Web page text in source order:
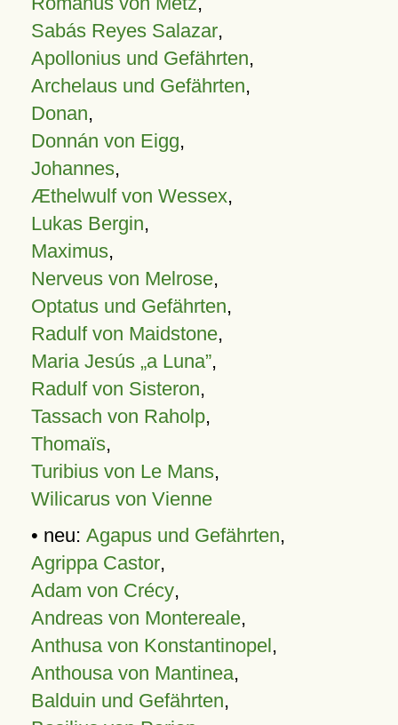
Sabás Reyes Salazar,
Apollonius und Gefährten,
Archelaus und Gefährten,
Donan,
Donnán von Eigg,
Johannes,
Æthelwulf von Wessex,
Lukas Bergin,
Maximus,
Nerveus von Melrose,
Optatus und Gefährten,
Radulf von Maidstone,
Maria Jesús „a Luna”,
Radulf von Sisteron,
Tassach von Raholp,
Thomaïs,
Turibius von Le Mans,
Wilicarus von Vienne
• neu: Agapus und Gefährten,
Agrippa Castor,
Adam von Crécy,
Andreas von Montereale,
Anthusa von Konstantinopel,
Anthousa von Mantinea,
Balduin und Gefährten,